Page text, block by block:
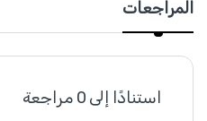
المراجعات
استنادًا إلى 0 مراجعة